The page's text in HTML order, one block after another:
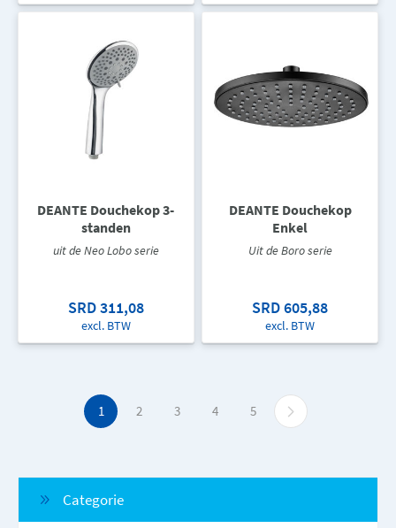
DEANTE Douchekop 3-
standen
uit de Neo Lobo serie
SRD 311,08
excl. BTW
DEANTE Douchekop
Enkel
Uit de Boro serie
SRD 605,88
excl. BTW
1 2 3 4 5
Categorie